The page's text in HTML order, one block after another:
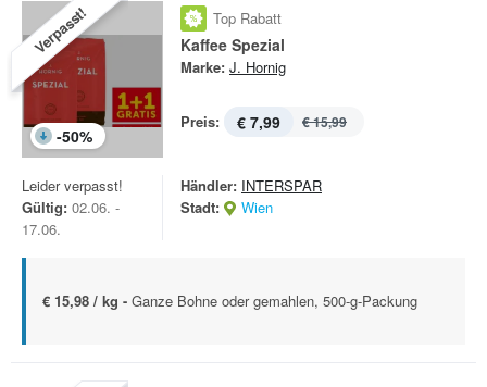
Verpasst!
-50%
Top Rabatt
Kaffee Spezial
Marke: J. Hornig
Preis: € 7,99 € 15,99
Leider verpasst!
Gültig: 02.06. -
17.06.
Händler: INTERSPAR
Stadt:
Wien
€ 15,98 / kg - Ganze Bohne oder gemahlen, 500-g-Packung